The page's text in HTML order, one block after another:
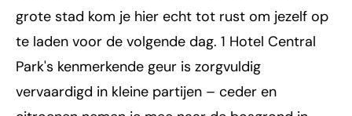
grote stad kom je hier echt tot rust om jezelf op
te laden voor de volgende dag. 1 Hotel Central
Park's kenmerkende geur is zorgvuldig
vervaardigd in kleine partijen – ceder en